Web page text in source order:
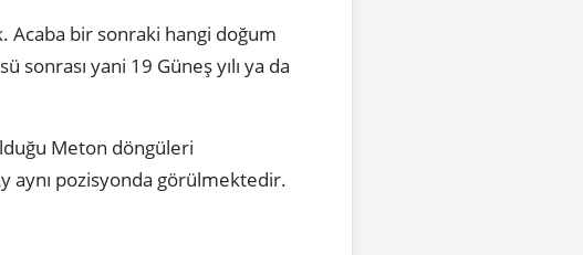
Acaba bir sonraki hangi doğum
yani 19 Güneş yılı ya da
Meton döngüleri
aynı pozisyonda görülmektedir.